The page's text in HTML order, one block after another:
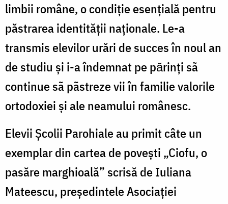
limbii române, o condiție esențială pentru
păstrarea identității naționale. Le-a
transmis elevilor urări de succes în noul an
de studiu şi i-a îndemnat pe pӑrinţi sã
continue sã pãstreze vii în familie valorile
ortodoxiei şi ale neamului românesc.
Elevii Școlii Parohiale au primit câte un
exemplar din cartea de povești „Ciofu, o
pasăre marghioală” scrisă de Iuliana
Mateescu, președintele Asociației